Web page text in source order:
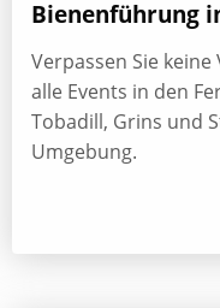
Bienenführung
Verpassen Sie
alle Events in den
Tobadill, Grins und
Umgebung.